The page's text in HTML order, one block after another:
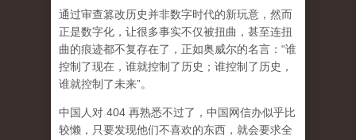
通过审查篡改历史并非数字时代的新玩意，然而
正是数字化，让很多事实不仅被扭曲，甚至连扭
曲的痕迹都不复存在了，正如奥威尔的名言：“谁
控制了现在，谁就控制了历史；谁控制了历史，
谁就控制了未来”。
中国人对 404 再熟悉不过了，中国网信办似乎比
较懒，只要发现他们不喜欢的东西，就会要求全